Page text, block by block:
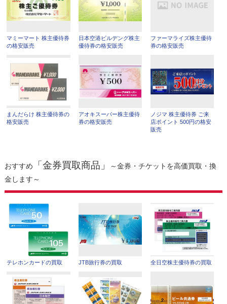
マミーマート 株主優待券
の格安販売
日本空港ビルデング株主
優待券の格安販売
ファーマライズ株主優待
券の格安販売
まんだらけ 株主優待券の
格安販売
アオキスーパー株主優待
券の格安販売
ノジマ 株主優待券 ご来
店ポイント 500円の格安
販売
おすすめ 「金券買取商品」
～金券・チケットを高価買取・換
金します～
テレホンカードの買取 JTB旅行券の買取 全日空株主優待券の買取